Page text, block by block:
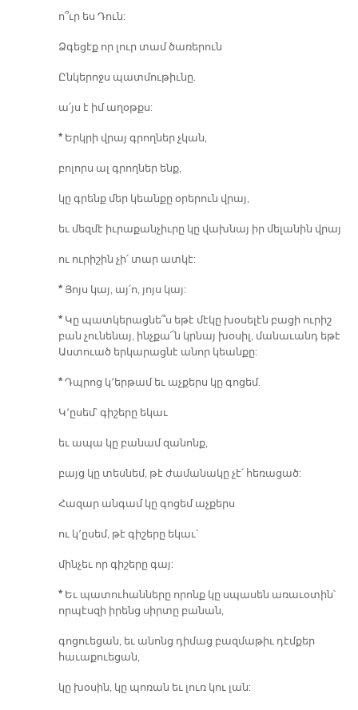
ո՞ւր ես Դուն:
Ձգեցէք որ լուր տամ ծառերուն
Ընկերոջս պատմութիւնը.
ա՛յս է իմ աղօթքս:
*Երկրի վրայ գրողներ չկան,
բոլորս ալ գրողներ ենք,
կը գրենք մեր կեանքը օրերուն վրայ,
եւ մեզմէ իւրաքանչիւրը կը վախնայ իր մելանին վրայ
ու ուրիշին չի՛ տար ատկէ:
*Յոյս կայ, այ՛ո, յոյս կայ:
*Կը պատկերացնե՞ս եթէ մէկը խօսելէն բացի ուրիշ
բան չունենայ, ինչքա՜ն կրնայ խօսիլ, մանաւանդ եթէ
Աստուած երկարացնէ անոր կեանքը:
*Դպրոց կ՚երթամ եւ աչքերս կը գոցեմ.
Կ՚ըսեմ՝ գիշերը եկաւ
եւ ապա կը բանամ զանոնք,
բայց կը տեսնեմ, թէ ժամանակը չէ՛ հեռացած:
Հազար անգամ կը գոցեմ աչքերս
ու կ՚ըսեմ, թէ գիշերը եկաւ՝
մինչեւ որ գիշերը գայ:
*Եւ պատուհանները որոնք կը սպասեն առաւօտին՝
որպէսզի իրենց սիրտը բանան,
գոցուեցան, եւ անոնց դիմաց բազմաթիւ դէմքեր
հաւաքուեցան,
կը խօսին, կը պոռան եւ լուռ կու լան: